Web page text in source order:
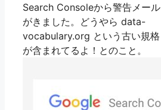
Search Consoleから警告メール
がきました。どうやら data-
vocabulary.org という古い規格
が含まれてるよ！とのこと。